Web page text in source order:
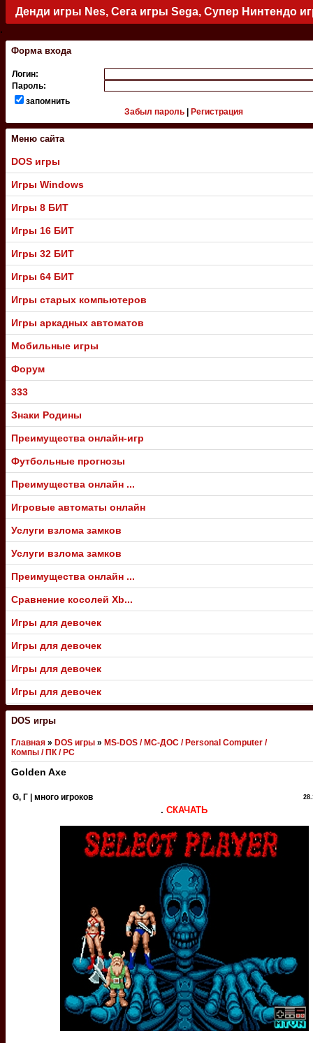
Денди игры Nes, Сега игры Sega, Супер Нинтендо
.
Форма входа
Логин:
Пароль:
запомнить
Забыл пароль
Регистрация
Меню сайта
DOS игры
Игры Windows
Игры 8 БИТ
Игры 16 БИТ
Игры 32 БИТ
Игры 64 БИТ
Игры старых компьютеров
Игры аркадных автоматов
Мобильные игры
Форум
333
Знаки Родины
Преимущества онлайн-игр
Футбольные прогнозы
Преимущества онлайн ...
Игровые автоматы онлайн
Услуги взлома замков
Услуги взлома замков
Преимущества онлайн ...
Сравнение косолей Xb...
Игры для девочек
Игры для девочек
Игры для девочек
Игры для девочек
DOS игры
Главная » DOS игры » MS-DOS / МС-ДОС / Personal Computer /
Компы / ПК / PC
Golden Axe
G, Г | много игроков
. СКАЧАТЬ